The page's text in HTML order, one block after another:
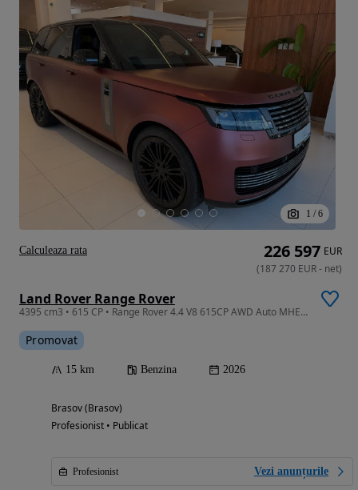
1 / 6
Land Rover Range Rover
4395 cm3 • 615 CP • Range Rover 4.4 V8 615CP AWD Auto MHEV, SV
Promovat
15 km Benzina 2026
Brasov (Brasov)
Profesionist • Publicat
Profesionist Vezi anunțurile
226 597 EUR
(187 270 EUR- net)
Calculeaza rata